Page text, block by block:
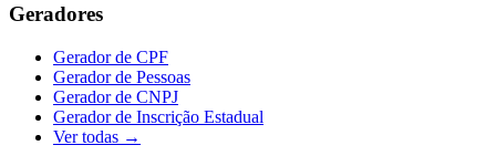
Geradores
Gerador de CPF
Gerador de Pessoas
Gerador de CNPJ
Gerador de Inscrição Estadual
Ver todas →